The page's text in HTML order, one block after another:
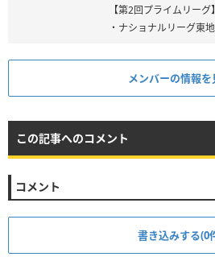
【第2回プライムリーグ】
・ナショナルリーグ東
メンバーの情報を
この記事へのコメント
コメント
書き込みする(0